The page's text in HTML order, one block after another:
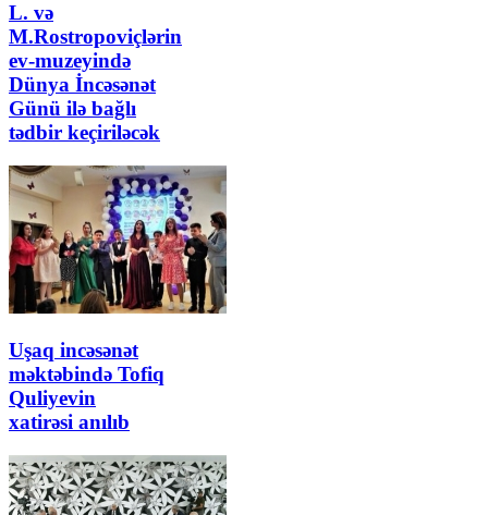
L. və
M.Rostropoviçlərin
ev-muzeyində
Dünya İncəsənət
Günü ilə bağlı
tədbir keçiriləcək
Uşaq incəsənət
məktəbində Tofiq
Quliyevin
xatirəsi anılıb